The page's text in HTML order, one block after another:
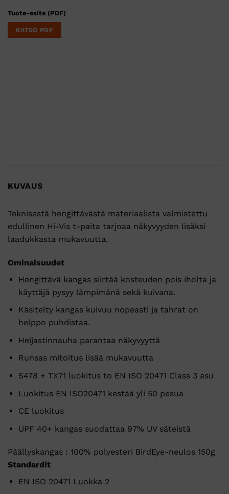
Tuote-esite (PDF)
KATSO PDF
KUVAUS
Teknisestä hengittävästä materiaalista valmistettu
edullinen Hi-Vis t-paita tarjoaa näkyvyyden lisäksi
laadukkasta mukavuutta.
Ominaisuudet
Hengittävä kangas siirtää kosteuden pois iholta ja
käyttäjä pysyy lämpimänä sekä kuivana.
Käsitelty kangas kuivuu nopeasti ja tahrat on
helppo puhdistaa.
Heijastinnauha parantaa näkyvyyttä
Runsas mitoitus lisää mukavuutta
S478 + TX71 luokitus to EN ISO 20471 Class 3 asu
Luokitus EN ISO20471 kestää yli 50 pesua
CE luokitus
UPF 40+ kangas suodattaa 97% UV säteistä
Päällyskangas : 100% polyesteri BirdEye-neulos 150g
Standardit
EN ISO 20471 Luokka 2